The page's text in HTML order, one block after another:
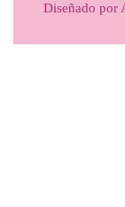
Diseñado por